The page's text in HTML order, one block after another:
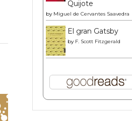
Quijote
by Miguel de Cervantes Saavedra
El gran Gatsby
by F. Scott Fitzgerald